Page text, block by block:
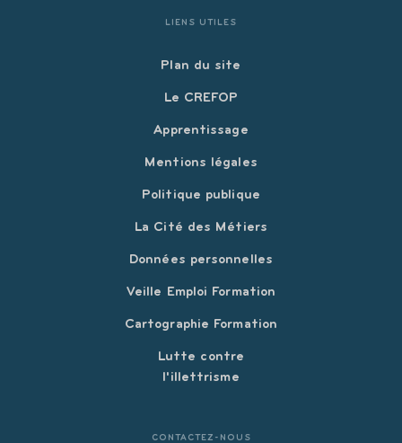
LIENS UTILES
Plan du site
Le CREFOP
Apprentissage
Mentions légales
Politique publique
La Cité des Métiers
Données personnelles
Veille Emploi Formation
Cartographie Formation
Lutte contre
l'illettrisme
CONTACTEZ-NOUS